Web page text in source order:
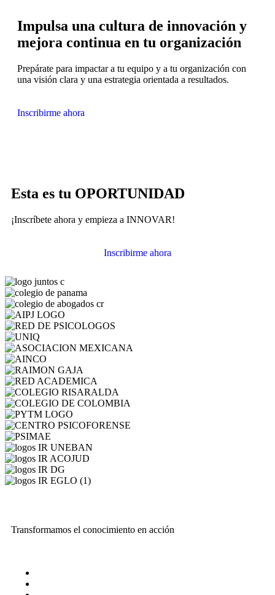
Impulsa una cultura de innovación y
mejora continua en tu organización
Prepárate para impactar a tu equipo y a tu organización con
una visión clara y una estrategia orientada a resultados.
Inscribirme ahora
Esta es tu OPORTUNIDAD
¡Inscríbete ahora y empieza a INNOVAR!
Inscribirme ahora
Transformamos el conocimiento en acción